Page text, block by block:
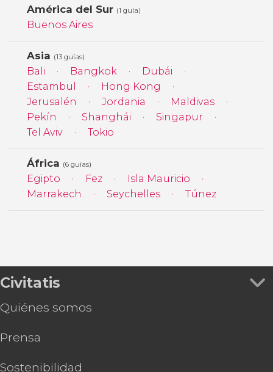
América del Sur (1 guía)
Buenos Aires
Asia (13 guías)
Bali Bangkok
Dubái
Estambul
Hong Kong
Jerusalén
Jordania
Maldivas
Pekín
Shanghái
Singapur
Tel Aviv
Tokio
África (6 guías)
Egipto Fez
Isla Mauricio
Marrakech
Seychelles Túnez
Civitatis
Quiénes somos
Prensa
Sostenibilidad